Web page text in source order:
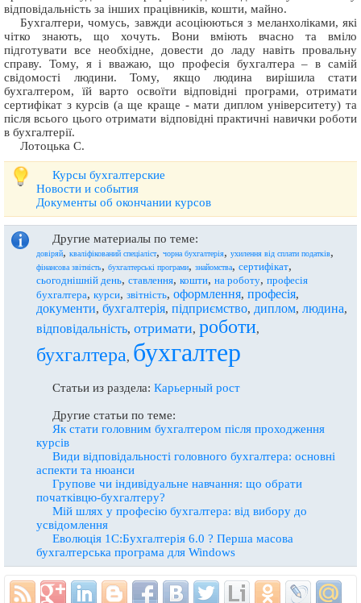
відповідальність за інших працівників, кошти, майно.
Бухгалтери, чомусь, завжди асоціюються з меланхоліками, які
чітко знають, що хочуть. Вони вміють вчасно та вміло
підготувати все необхідне, довести до ладу навіть провальну
справу. Тому, я і вважаю, що професія бухгалтера – в самій
свідомості людини. Тому, якщо людина вирішила стати
бухгалтером, їй варто освоїти відповідні програми, отримати
сертифікат з курсів (а ще краще - мати диплом університету) та
після всього цього отримати відповідні практичні навички роботи
в бухгалтерії.
Лотоцька С.
Курсы бухгалтерские
Новости и события
Документы об окончании курсов
Другие материалы по теме:
довіряй, кваліфікований спеціаліст, чорна бухгалтерія, ухилення від сплати податків,
фінансова звітність, бухгалтерські програми, знайомства, сертифікат,
сьогоднішній день, ставлення, кошти, на роботу, професія
бухгалтера, курси, звітність, оформлення, професія,
документи, бухгалтерія, підприємство, диплом, людина,
відповідальність, отримати, роботи,
бухгалтера, бухгалтер
Статьи из раздела: Карьерный рост
Другие статьи по теме:
Як стати головним бухгалтером після проходження
курсів
Види відповідальності головного бухгалтера: основні
аспекти та нюанси
Групове чи індивідуальне навчання: що обрати
початківцю-бухгалтеру?
Мій шлях у професію бухгалтера: від вибору до
усвідомлення
Еволюція 1С:Бухгалтерія 6.0 ? Перша масова
бухгалтерська програма для Windows